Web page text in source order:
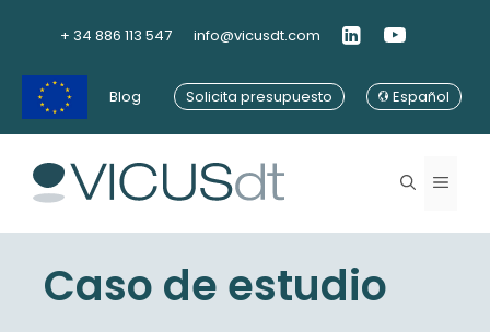
+ 34 886 113 547 info@vicusdt.com
Blog Solicita presupuesto Español
Menú
Caso de estudio